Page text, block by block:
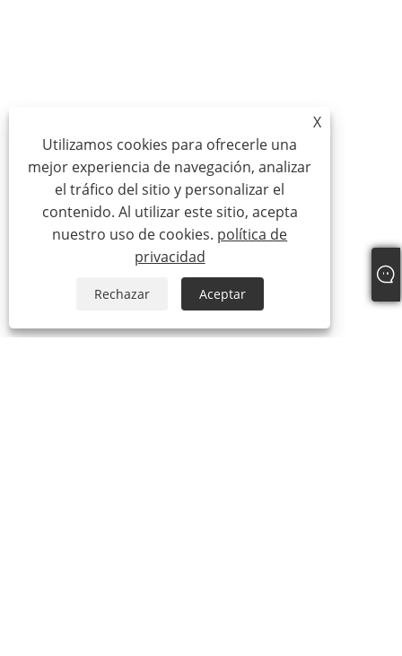
X
Utilizamos cookies para ofrecerle una
mejor experiencia de navegación, analizar
el tráfico del sitio y personalizar el
contenido. Al utilizar este sitio, acepta
nuestro uso de cookies. política de
privacidad
Rechazar Aceptar